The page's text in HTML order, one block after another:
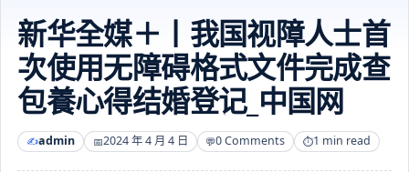
新华全媒＋丨我国视障人士首
次使用无障碍格式文件完成查
包養心得结婚登记_中国网
admin 2024 年 4 月 4 日 0 Comments 1 min read